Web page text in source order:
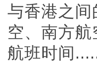
与香港之
空、南方
航班时间